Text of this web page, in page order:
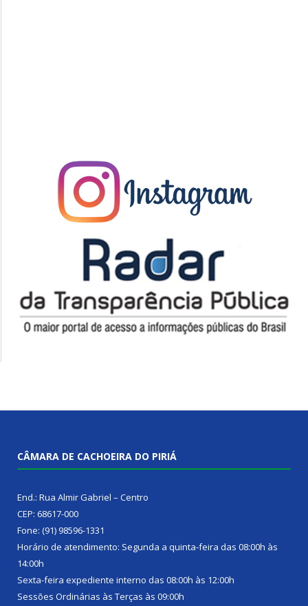
CÂMARA DE CACHOEIRA DO PIRIÁ
End.: Rua Almir Gabriel – Centro
CEP: 68617-000
Fone: (91) 98596-1331
Horário de atendimento: Segunda a quinta-feira das 08:00h às
14:00h
Sexta-feira expediente interno das 08:00h às 12:00h
Sessões Ordinárias às Terças às 09:00h